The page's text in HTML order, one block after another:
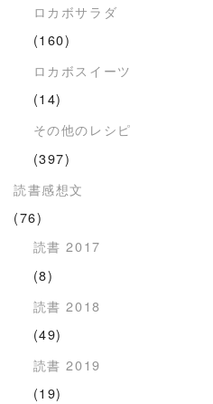
ロカボサラダ
(160)
ロカボスイーツ
(14)
その他のレシピ
(397)
読書感想文
(76)
読書 2017
(8)
読書 2018
(49)
読書 2019
(19)